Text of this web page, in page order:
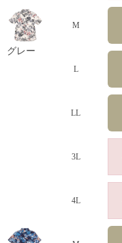
グレー
M
L
LL
3L
4L